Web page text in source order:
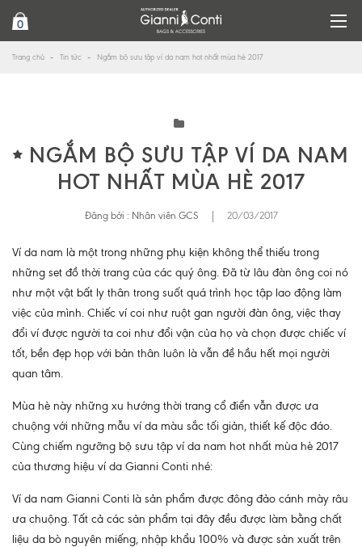
0
Trang chủ Tin tức Ngắm bộ sưu tập ví da nam hot nhất mùa hè 2017
NGẮM BỘ SƯU TẬP VÍ DA NAM
HOT NHẤT MÙA HÈ 2017
Đăng bởi : Nhân viên GCS 20/03/2017
Ví da nam là một trong những phụ kiện không thể thiếu trong
những set đồ thời trang của các quý ông. Đã từ lâu đàn ông coi nó
như một vật bất ly thân trong suốt quá trình học tập lao động làm
việc của mình. Chiếc ví coi như ruột gan người đàn ông, việc thay
đổi ví được người ta coi như đổi vận của họ và chọn được chiếc ví
tốt, bền đẹp họp với bản thân luôn là vẫn đề hầu hết mọi người
quan tâm.
Mùa hè này những xu hướng thời trang cổ điển vẫn được ưa
chuộng với những mẫu ví da màu sắc tối giản, thiết kế độc đáo.
Cùng chiếm ngưỡng bộ sưu tập ví da nam hot nhất mùa hè 2017
của thương hiệu ví da Gianni Conti nhé:
Ví da nam Gianni Conti là sản phẩm được đông đảo cánh mày râu
ưa chuộng. Tất cả các sản phẩm tại đây đều được làm bằng chất
liệu da bò nguyên miếng, nhập khẩu 100% và được sản xuất trên